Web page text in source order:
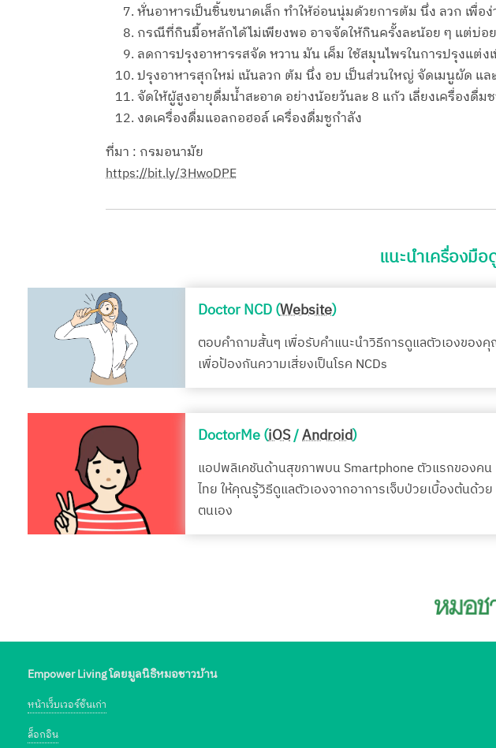
หั่นอาหารเป็นชิ้นขนาดเล็ก ทำให้อ่อนนุ่มด้วยการต้ม นึ่ง ลวก เพื่อ
กรณีที่กินมื้อหลักได้ไม่เพียงพอ อาจจัดให้กินครั้งละน้อย ๆ แต่บ่อ
ลดการปรุงอาหารรสจัด หวาน มัน เค็ม ใช้สมุนไพรในการปรุงแต่
ปรุงอาหารสุกใหม่ เน้นลวก ต้ม นึ่ง อบ เป็นส่วนใหญ่ จัดเมนูผัด แ
จัดให้ผู้สูงอายุดื่มน้ำสะอาด อย่างน้อยวันละ 8 แก้ว เลี่ยงเครื่องดื่ม
งดเครื่องดื่มแอลกอฮอล์ เครื่องดื่มชูกำลัง
ที่มา : กรมอนามัย
https://bit.ly/3HwoDPE
แนะนำเครื่องมื
Doctor NCD (Website)
ตอบคำถามสั้นๆ เพื่อรับคำแนะนำวิธีการดูแลตัวเองของ
เพื่อป้องกันความเสี่ยงเป็นโรค NCDs
DoctorMe (iOS/Android)
แอปพลิเคชันด้านสุขภาพบน Smartphone ตัวแรกของคน
ไทย ให้คุณรู้วิธีดูแลตัวเองจากอาการเจ็บป่วยเบื้องต้นด้วย
ตนเอง
Empower Living โดยมูลนิธิหมอชาวบ้าน
หน้าเว็บเวอร์ชั่นเก่า
ล็อกอิน